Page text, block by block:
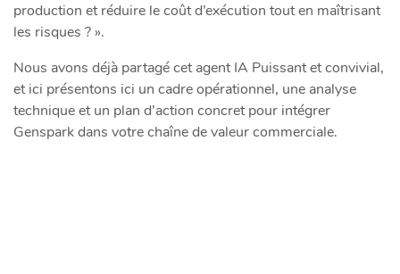
production et réduire le coût d’exécution tout en maîtrisant
les risques ? ».
Nous avons déjà partagé cet agent IA Puissant et convivial,
et ici présentons ici un cadre opérationnel, une analyse
technique et un plan d’action concret pour intégrer
Genspark dans votre chaîne de valeur commerciale.